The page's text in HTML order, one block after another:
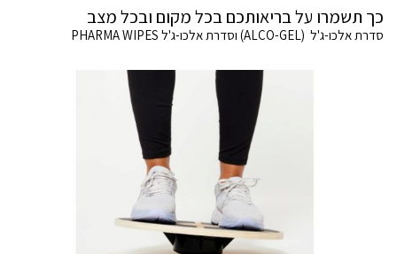
כך תשמרו על בריאותכם בכל מקום ובכל מצב
סדרת אלכו-ג'ל (ALCO-GEL) וסדרת אלכו-ג'ל PHARMA WIPES